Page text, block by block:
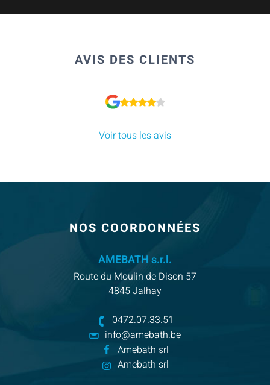
AVIS DES CLIENTS
Voir tous les avis
DE
NOS COORDONNÉES
AMEBATH s.r.l.
Route du Moulin de Dison 57
4845 Jalhay
0472.07.33.51
info@amebath.be
Amebath srl
Amebath srl